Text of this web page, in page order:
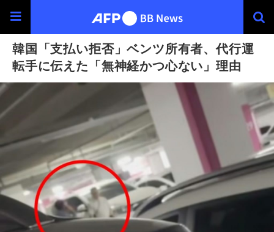
韓国「支払い拒否」ベンツ所有者、代行運
転手に伝えた「無神経かつ心ない」理由